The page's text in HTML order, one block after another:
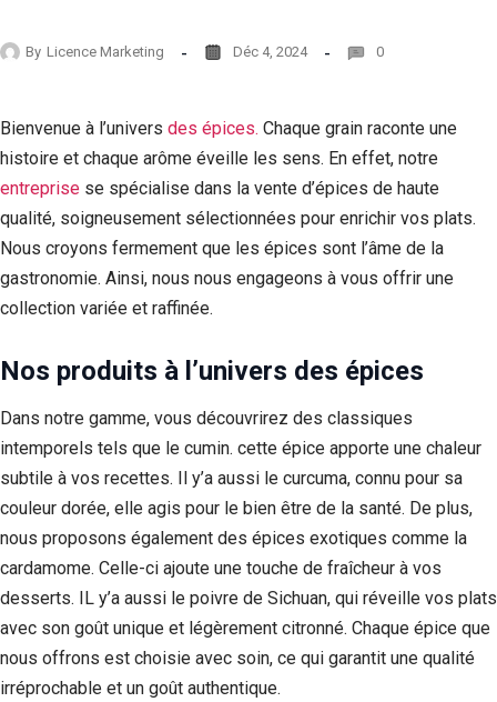
By Licence Marketing Déc 4, 2024 0
Bienvenue à l’univers des épices. Chaque grain raconte une
histoire et chaque arôme éveille les sens. En effet, notre
entreprise se spécialise dans la vente d’épices de haute
qualité, soigneusement sélectionnées pour enrichir vos plats.
Nous croyons fermement que les épices sont l’âme de la
gastronomie. Ainsi, nous nous engageons à vous offrir une
collection variée et raffinée.
Nos produits à l’univers des épices
Dans notre gamme, vous découvrirez des classiques
intemporels tels que le cumin. cette épice apporte une chaleur
subtile à vos recettes. Il y’a aussi le curcuma, connu pour sa
couleur dorée, elle agis pour le bien être de la santé. De plus,
nous proposons également des épices exotiques comme la
cardamome. Celle-ci ajoute une touche de fraîcheur à vos
desserts. IL y’a aussi le poivre de Sichuan, qui réveille vos plats
avec son goût unique et légèrement citronné. Chaque épice que
nous offrons est choisie avec soin, ce qui garantit une qualité
irréprochable et un goût authentique.